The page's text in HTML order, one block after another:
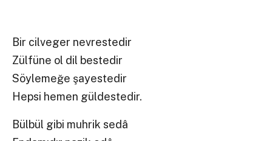
Bir cilveger nevrestedir
Zülfüne ol dil bestedir
Söylemeğe şayestedir
Hepsi hemen güldestedir.
Bülbül gibi muhrik sedâ